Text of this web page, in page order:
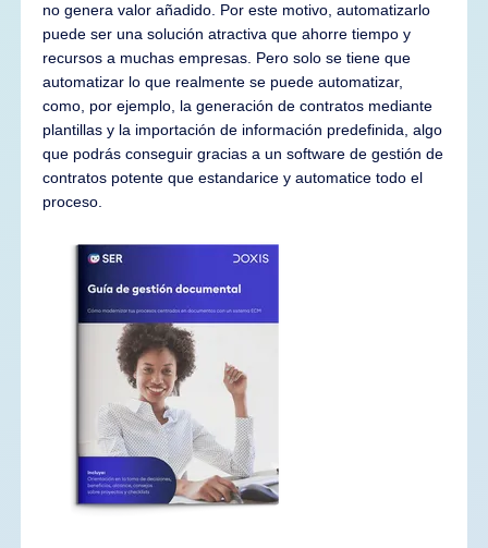
no genera valor añadido. Por este motivo, automatizarlo
puede ser una solución atractiva que ahorre tiempo y
recursos a muchas empresas. Pero solo se tiene que
automatizar lo que realmente se puede automatizar,
como, por ejemplo, la generación de contratos mediante
plantillas y la importación de información predefinida, algo
que podrás conseguir gracias a un software de gestión de
contratos potente que estandarice y automatice todo el
proceso.